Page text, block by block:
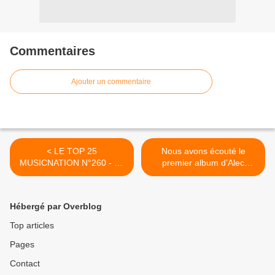
Commentaires
Ajouter un commentaire
< LE TOP 25
MUSICNATION N°260 - 31
MAI 2020
Nous avons écouté le
premier album d’Alec
Benjamin ! >
Hébergé par Overblog
Top articles
Pages
Contact